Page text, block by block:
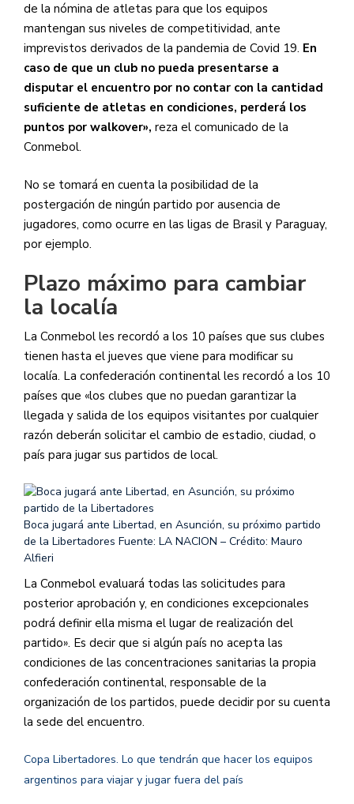
de la nómina de atletas para que los equipos
mantengan sus niveles de competitividad, ante
imprevistos derivados de la pandemia de Covid 19. En
caso de que un club no pueda presentarse a
disputar el encuentro por no contar con la cantidad
suficiente de atletas en condiciones, perderá los
puntos por walkover», reza el comunicado de la
Conmebol.
No se tomará en cuenta la posibilidad de la
postergación de ningún partido por ausencia de
jugadores, como ocurre en las ligas de Brasil y Paraguay,
por ejemplo.
Plazo máximo para cambiar
la localía
La Conmebol les recordó a los 10 países que sus clubes
tienen hasta el jueves que viene para modificar su
localía. La confederación continental les recordó a los 10
países que «los clubes que no puedan garantizar la
llegada y salida de los equipos visitantes por cualquier
razón deberán solicitar el cambio de estadio, ciudad, o
país para jugar sus partidos de local.
Boca jugará ante Libertad, en Asunción, su próximo partido
de la Libertadores Fuente: LA NACION – Crédito: Mauro
Alfieri
La Conmebol evaluará todas las solicitudes para
posterior aprobación y, en condiciones excepcionales
podrá definir ella misma el lugar de realización del
partido». Es decir que si algún país no acepta las
condiciones de las concentraciones sanitarias la propia
confederación continental, responsable de la
organización de los partidos, puede decidir por su cuenta
la sede del encuentro.
Copa Libertadores. Lo que tendrán que hacer los equipos
argentinos para viajar y jugar fuera del país